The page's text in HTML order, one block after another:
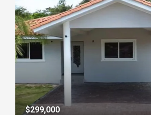
$299,000